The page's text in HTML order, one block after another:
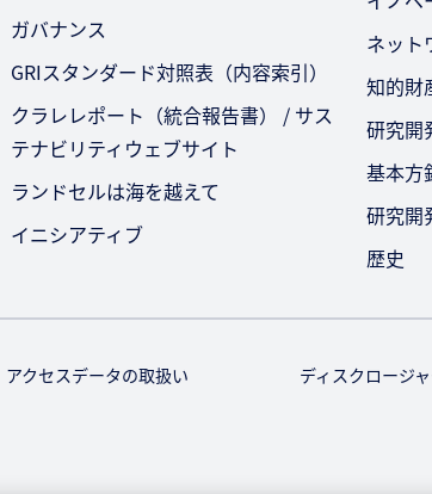
ガバナンス
GRIスタンダード対照表（内容索引）
クラレレポート（統合報告書） / サス
テナビリティウェブサイト
ランドセルは海を越えて
イニシアティブ
ネット
知的財
研究開
基本方
研究開
歴史
アクセスデータの取扱い ディスクロージ